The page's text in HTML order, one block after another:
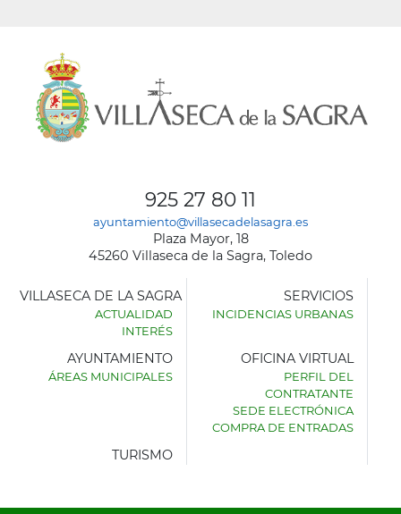
925 27 80 11
ayuntamiento@villasecadelasagra.es
Plaza Mayor, 18
45260 Villaseca de la Sagra, Toledo
AYUNTAMIENTO
VILLASECA DE LA SAGRA
ACTUALIDAD
INTERÉS
SERVICIOS
INCIDENCIAS URBANAS
AYUNTAMIENTO
ÁREAS MUNICIPALES
OFICINA VIRTUAL
PERFIL DEL
CONTRATANTE
SEDE ELECTRÓNICA
COMPRA DE ENTRADAS
TURISMO